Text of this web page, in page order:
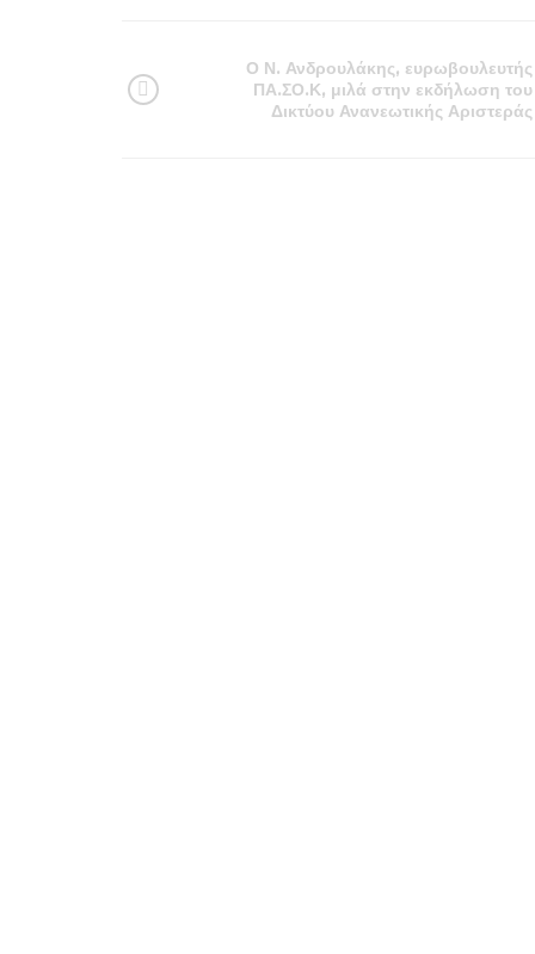
Ο Ν. Ανδρουλάκης, ευρωβουλευτής
ΠΑ.ΣΟ.Κ, μιλά στην εκδήλωση του
Δικτύου Ανανεωτικής Αριστεράς